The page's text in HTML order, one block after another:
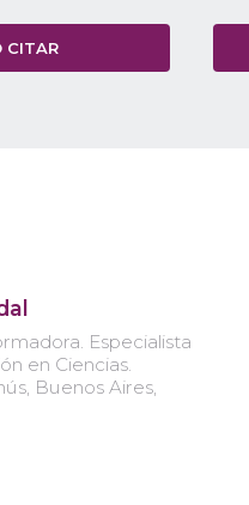
CITAR
Especialista
en Ciencias.
Buenos Aires,